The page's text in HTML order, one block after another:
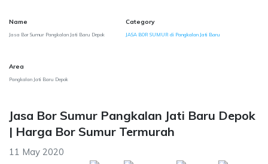
Name
Jasa Bor Sumur Pangkalan Jati Baru Depok
Category
JASA BOR SUMUR di Pangkalan Jati Baru
Area
Pangkalan Jati Baru Depok
Jasa Bor Sumur Pangkalan Jati Baru Depok
| Harga Bor Sumur Termurah
11 May 2020